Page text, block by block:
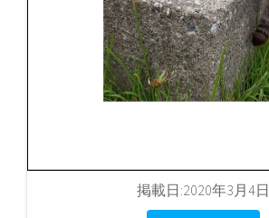
掲載日:2020年3月4日